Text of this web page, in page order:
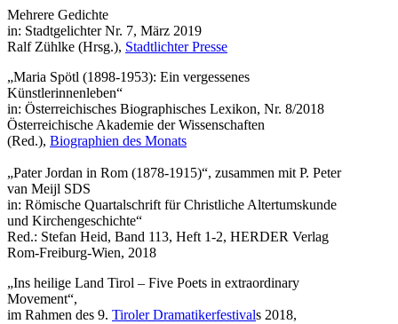
Mehrere Gedichte
in: Stadtgelichter Nr. 7, März 2019
Ralf Zühlke (Hrsg.), Stadtlichter Presse
„Maria Spötl (1898-1953): Ein vergessenes
Künstlerinnenleben“
in: Österreichisches Biographisches Lexikon, Nr. 8/2018
Österreichische Akademie der Wissenschaften
(Red.), Biographien des Monats
„Pater Jordan in Rom (1878-1915)“, zusammen mit P. Peter
van Meijl SDS
in: Römische Quartalschrift für Christliche Altertumskunde
und Kirchengeschichte“
Red.: Stefan Heid, Band 113, Heft 1-2, HERDER Verlag
Rom-Freiburg-Wien, 2018
„Ins heilige Land Tirol – Five Poets in extraordinary
Movement“,
im Rahmen des 9. Tiroler Dramatikerfestivals 2018,